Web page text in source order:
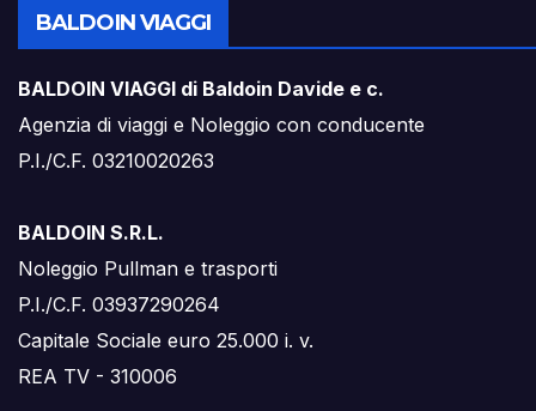
BALDOIN VIAGGI
BALDOIN VIAGGI di Baldoin Davide e c.
Agenzia di viaggi e Noleggio con conducente
P.I./C.F. 03210020263
BALDOIN S.R.L.
Noleggio Pullman e trasporti
P.I./C.F. 03937290264
Capitale Sociale euro 25.000 i. v.
REA TV - 310006